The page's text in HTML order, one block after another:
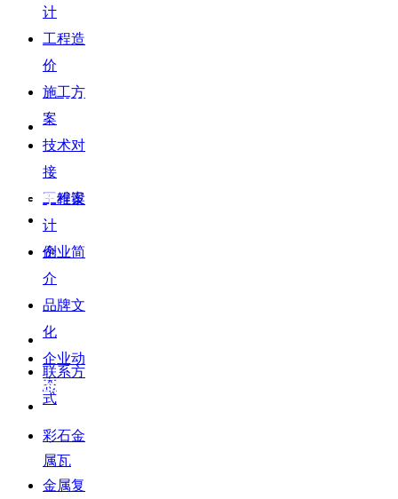
计
工程造
价
施工方
案
技术对
接
三维设
计
工程案
例
关于
企业简
介
品牌文
化
企业动
态
联系方
式
产品
彩石金
属瓦
金属复